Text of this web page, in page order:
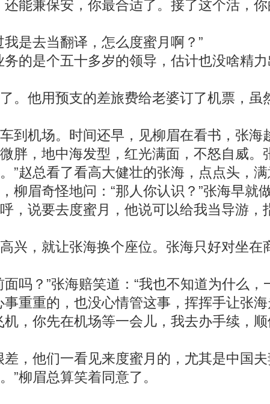
兼保安，你最合适了。接了这个活，
是去当翻译，怎么度蜜月啊？”
是个五十多岁的领导，估计也没啥精力
他用预支的差旅费给老婆订了机票，虽
机场。时间还早，见柳眉在看书，张海
胖，地中海发型，红光满面，不怒自威
赵总看了看高大健壮的张海，点点头，满
眉奇怪地问：“那人你认识？”张海早就
，说要去度蜜月，他说可以给我当导游，
，就让张海换个座位。张海只好对坐在
？”张海赔笑道：“我也不知道为什么，
重重的，也没心情管这事，挥挥手让张海
你先在机场等一会儿，我去办手续，顺
他们一看见来度蜜月的，尤其是中国
”柳眉总算笑着同意了。